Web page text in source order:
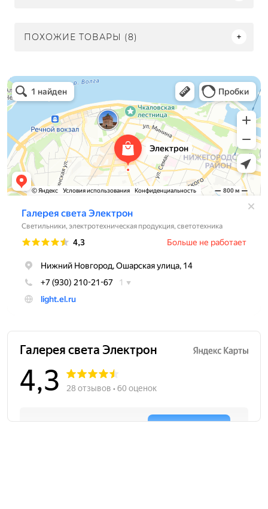
ПОХОЖИЕ ТОВАРЫ (8)
Электрон
Светильники в Нижнем Новгороде
Электротехническая продукция в Нижнем Новгороде